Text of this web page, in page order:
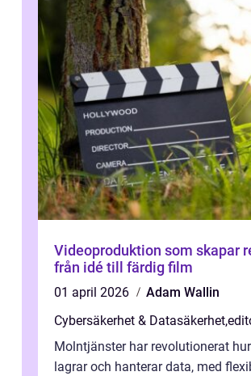
Videoproduktion som skapar
från idé till färdig film
01 april 2026
Adam Wallin
Cybersäkerhet & Datasäkerhet,
Molntjänster har revolutionerat
lagrar och hanterar data, med